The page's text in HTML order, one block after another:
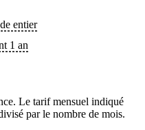
entier
1 an
Le tarif mensuel indiqué
par le nombre de mois.